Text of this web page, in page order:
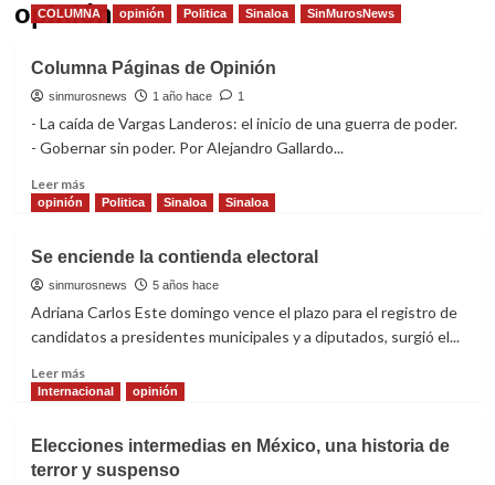
opinión
COLUMNA opinión Politica Sinaloa SinMurosNews
Columna Páginas de Opinión
sinmurosnews 1 año hace 1
- La caída de Vargas Landeros: el inicio de una guerra de poder.
- Gobernar sin poder. Por Alejandro Gallardo...
Leer másRead
more
Páginas
de
Opinión
opinión Politica Sinaloa Sinaloa
Se enciende la contienda electoral
sinmurosnews 5 años hace
Adriana Carlos Este domingo vence el plazo para el registro de
candidatos a presidentes municipales y a diputados, surgió el...
Leer másRead
more
enciende
la
Internacional opinión
Elecciones intermedias en México, una historia de
terror y suspenso